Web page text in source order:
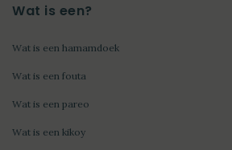
Wat is een?
Wat is een hamamdoek
Wat is een fouta
Wat is een pareo
Wat is een kikoy